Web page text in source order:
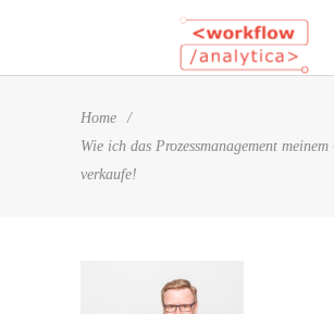
Home
/
Wie ich das Prozessmanagement meinem
verkaufe!